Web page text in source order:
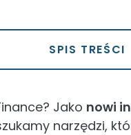
SPIS TREŚCI
Jako nowi
narzędzi,